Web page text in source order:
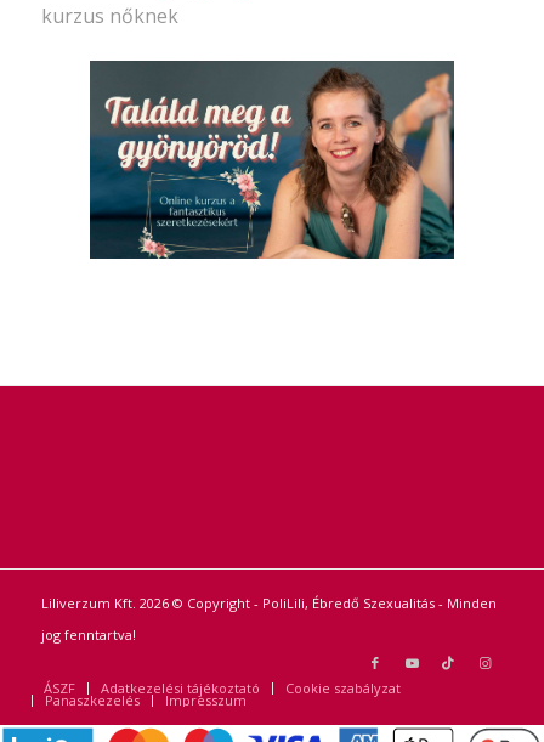
kurzus nőknek
Liliverzum Kft. 2026 © Copyright - PoliLili, Ébredő Szexualitás - Minden
jog fenntartva!
ÁSZF Adatkezelési tájékoztató Cookie szabályzat
Panaszkezelés Impresszum